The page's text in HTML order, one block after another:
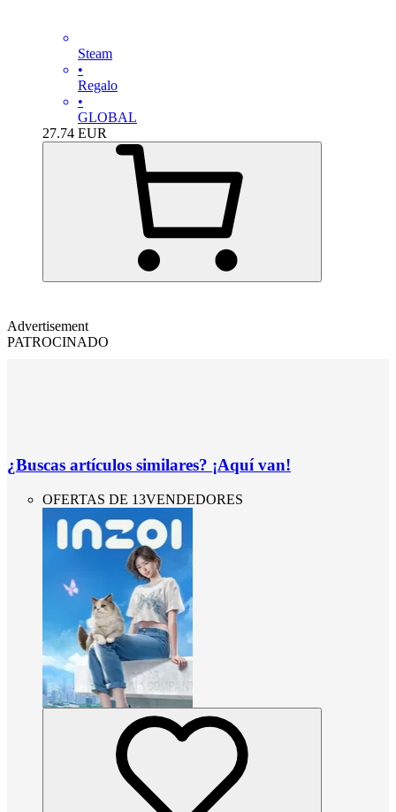
Steam
•
Regalo
•
GLOBAL
27.74 EUR
Advertisement
PATROCINADO
¿Buscas artículos similares? ¡Aquí van!
OFERTAS DE 13VENDEDORES